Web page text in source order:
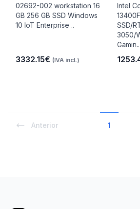
02692-002 workstation 16
GB 256 GB SSD Windows
10 IoT Enterprise ..
3332.15€ (IVA incl.)
Intel
SSD/
3050/
Gamin..
Anterior 1